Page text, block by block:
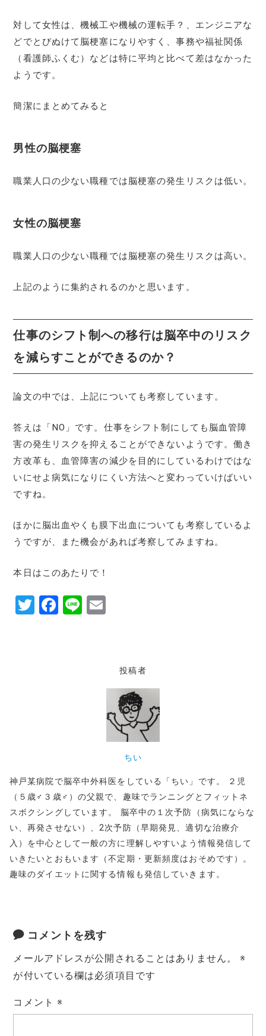
対して女性は、機械工や機械の運転手？、エンジニアな
どでとびぬけて脳梗塞になりやすく、事務や福祉関係
（看護師ふくむ）などは特に平均と比べて差はなかった
ようです。
簡潔にまとめてみると
男性の脳梗塞
職業人口の少ない職種では脳梗塞の発生リスクは低い。
女性の脳梗塞
職業人口の少ない職種では脳梗塞の発生リスクは高い。
上記のように集約されるのかと思います。
仕事のシフト制への移行は脳卒中のリスク
を減らすことができるのか？
論文の中では、上記についても考察しています。
答えは「NO」です。仕事をシフト制にしても脳血管障
害の発生リスクを抑えることができないようです。働き
方改革も、血管障害の減少を目的にしているわけではな
いにせよ病気になりにくい方法へと変わっていけばいい
ですね。
ほかに脳出血やくも膜下出血についても考察しているよ
うですが、また機会があれば考察してみますね。
本日はこのあたりで！
T
F
Li
投稿者
ちい
神戸某病院で脳卒中外科医をしている「ちい」です。 ２児
（５歳♂３歳♂）の父親で、趣味でランニングとフィットネ
スボクシングしています。 脳卒中の１次予防（病気にならな
い、再発させない）、2次予防（早期発見、適切な治療介
入）を中心として一般の方に理解しやすいよう情報発信して
いきたいとおもいます（不定期・更新頻度はおそめです）。
趣味のダイエットに関する情報も発信していきます。
コメントを残す
メールアドレスが公開されることはありません。
※
が付いている欄は必須項目です
コメント※